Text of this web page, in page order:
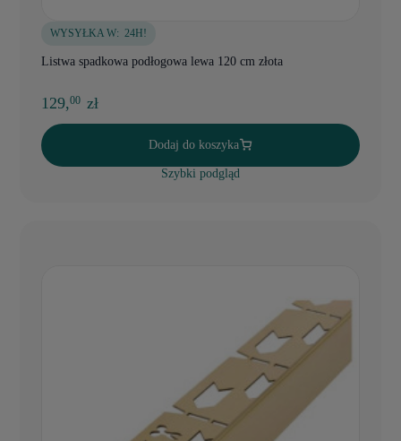
WYSYŁKA W: 24H!
Listwa spadkowa podłogowa lewa 120 cm złota
129,00 zł
Dodaj do koszyka
Szybki podgląd